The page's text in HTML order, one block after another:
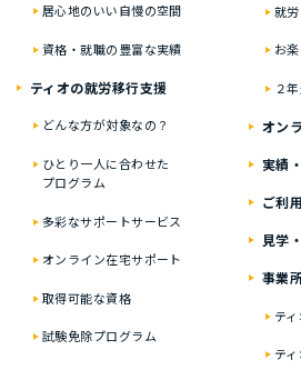
居⼼地のいい⾃慢の空間
資格・就職の豊富な実績
ティオの就労移⾏⽀援
どんな⽅が対象なの？
ひとり⼀⼈に合わせた
プログラム
多彩なサポートサービス
オンライン在宅サポート
取得可能な資格
試験免除プログラム
就
お
２
オン
実績
ご利
⾒学
事業
テ
テ